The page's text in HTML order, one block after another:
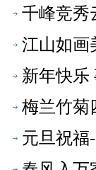
千峰竞秀
江山如画
新年快乐
梅兰竹菊
元旦祝福